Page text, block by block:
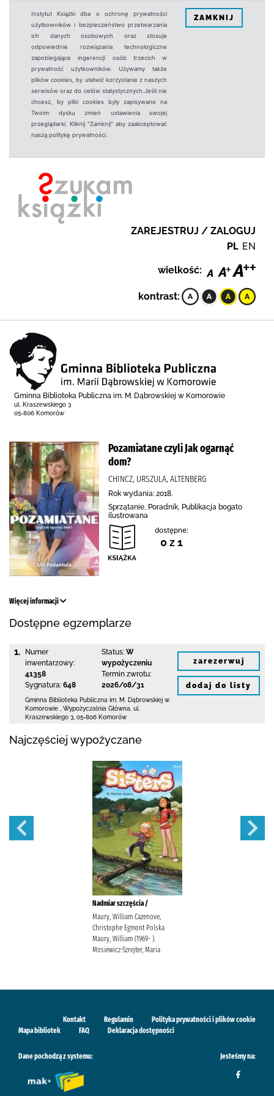
Instytut Książki dba o ochronę prywatności
użytkowników i bezpieczeństwo przetwarzania
ich danych osobowych oraz stosuje
odpowiednie rozwiązania technologiczne
zapobiegające ingerencji osób trzecich w
prywatność użytkowników. Używamy także
plików cookies, by ułatwić korzystanie z naszych
serwisów oraz do celów statystycznych.Jeśli nie
chcesz, by pliki cookies były zapisywane na
Twoim dysku zmień ustawienia swojej
przeglądarki. Kliknij "Zamknij" aby zaakceptować
naszą politykę prywatności.
ZAMKNIJ
ZAREJESTRUJ / ZALOGUJ
PL EN
wielkość:
kontrast:
Gminna Biblioteka Publiczna im. M. Dąbrowskiej w Komorowie
ul. Kraszewskiego 3
05-806 Komorów
Pozamiatane czyli Jak ogarnąć
dom?
CHINCZ, URSZULA, ALTENBERG
Rok wydania: 2018.
Sprzątanie, Poradnik, Publikacja bogato
ilustrowana
dostępne:
0 z 1
Więcej informacji
Dostępne egzemplarze
1.
Numer
inwentarzowy:
41358
Sygnatura: 648
Status: W
wypożyczeniu
Termin zwrotu:
2026/08/31
Gminna Biblioteka Publiczna im. M. Dąbrowskiej w
Komorowie
Wypożyczalnia Główna, ul.
Kraszewskiego 3 05-806 Komorów
zarezerwuj
dodaj do listy
Najczęściej wypożyczane
Nadmiar szczęścia /
Maury, William Cazenove,
Christophe Egmont Polska
Maury, William (1969- ).
Mosiewicz-Szrejter, Maria
Kontakt Regulamin
Polityka prywatności i plików cookie
Mapa bibliotek
FAQ Deklaracja dostępności
Dane pochodzą z systemu: Jesteśmy na: